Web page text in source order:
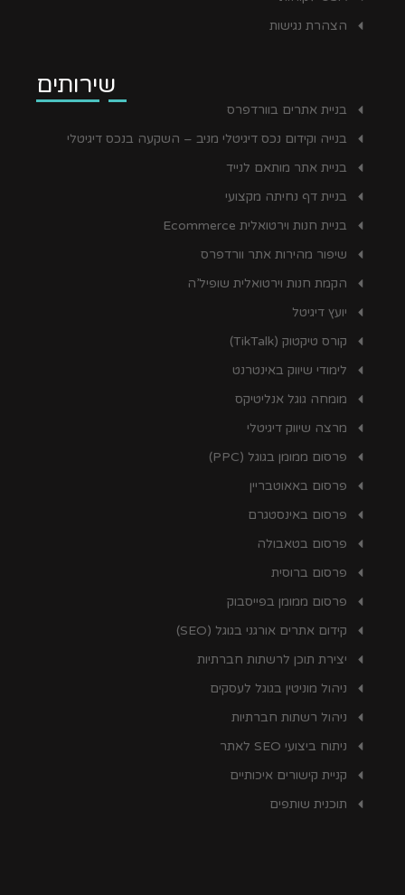
הצהרת נגישות
שירותים
בניית אתרים בוורדפרס
בנייה וקידום נכס דיגיטלי מניב – השקעה בנכס דיגיטלי
בניית אתר מותאם לנייד
בניית דף נחיתה מקצועי
בניית חנות וירטואלית Ecommerce
שיפור מהירות אתר וורדפרס
הקמת חנות וירטואלית שופיל’ה
יועץ דיגיטל
קורס טיקטוק (TikTalk)
לימודי שיווק באינטרנט
מומחה גוגל אנליטיקס
מרצה שיווק דיגיטלי
פרסום ממומן בגוגל (PPC)
פרסום באאוטבריין
פרסום באינסטגרם
פרסום בטאבולה
פרסום ברוסית
פרסום ממומן בפייסבוק
קידום אתרים אורגני בגוגל (SEO)
יצירת תוכן לרשתות חברתיות
ניהול מוניטין בגוגל לעסקים
ניהול רשתות חברתיות
ניתוח ביצועי SEO לאתר
קניית קישורים איכותיים
תוכנית שותפים